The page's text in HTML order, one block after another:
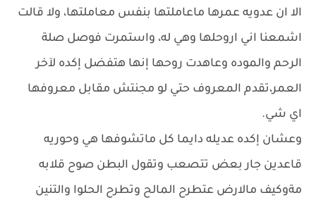
الا ان عدويه عمرها ماعاملتها بنفس معاملتها، ولا قالت
اشمعنا اني اروحلها وهي له، واستمرت فوصل صلة
الرحم والموده وعاهدت روحها إنها هتفضل إكده لآخر
العمر،تقدم المعروف حتي لو مجنتش مقابل معروفها
اي شي.
وعشان إكده عديله دايما كل ماتشوفها هي وحوريه
قاعدين جار بعض تتصعب وتقول البطن صوح قلابه
مةوكيف مالارض عتطرح المالح وتطرح الحلوا والتنين